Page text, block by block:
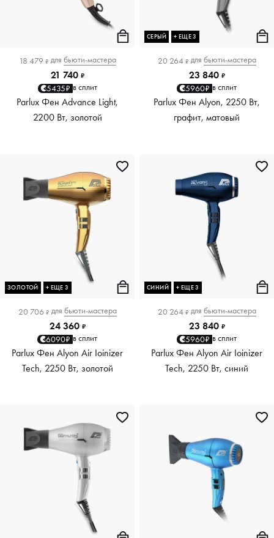
18 479 ₽ для бьюти-мастера
21 740 ₽
5435₽ в сплит
Parlux Фен Advance Light,
2200 Вт, золотой
СЕРЫЙ + ЕЩЕ 3
20 264 ₽ для бьюти-мастера
23 840 ₽
5960₽ в сплит
Parlux Фен Alyon, 2250 Вт,
графит, матовый
ЗОЛОТОЙ + ЕЩЕ 3
20 706 ₽ для бьюти-мастера
24 360 ₽
6090₽ в сплит
Parlux Фен Alyon Air Ioinizer
Tech, 2250 Вт, золотой
СИНИЙ + ЕЩЕ 3
20 264 ₽ для бьюти-мастера
23 840 ₽
5960₽ в сплит
Parlux Фен Alyon Air Ioinizer
Tech, 2250 Вт, синий